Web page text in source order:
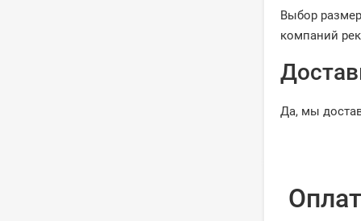
Выбор
компаний
Да, мы